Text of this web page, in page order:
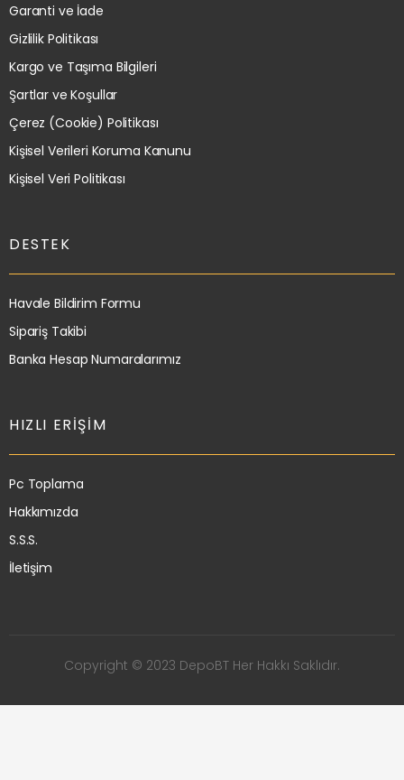
Garanti ve İade
Gizlilik Politikası
Kargo ve Taşıma Bilgileri
Şartlar ve Koşullar
Çerez (Cookie) Politikası
Kişisel Verileri Koruma Kanunu
Kişisel Veri Politikası
DESTEK
Havale Bildirim Formu
Sipariş Takibi
Banka Hesap Numaralarımız
HIZLI ERIŞIM
Pc Toplama
Hakkımızda
S.S.S.
İletişim
Copyright © 2023 DepoBT Her Hakkı Saklıdır.